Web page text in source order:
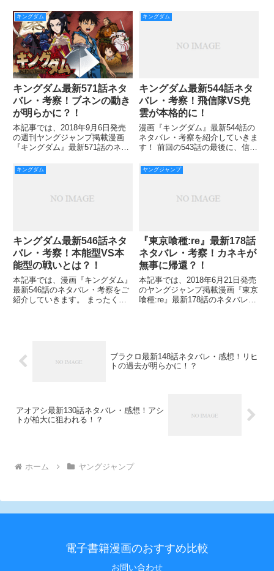
の『東京喰種』の最後で突如行方
不明になったヒデ！ 2作目の『東
京喰種:re』でも行方不明のまま
ですが、ヒデと思われ
突如行方不明になりました。 今
作でなかなか登場してこなかった
キングダム
キングダム最新571話ネタ
バレ・考察！ブネンの動き
が明らかに？！
本記事では、2018年9月6日発売
の週刊ヤングジャンプ掲載漫画
『キングダム』最新571話のネタ
介します。 前回、倒れてしまっ
た楊端和とバジオウにもうダメ
が、バジオウが這い上がり楊端
キングダム
キングダム最新544話ネタ
バレ・考察！飛信隊VS尭
雲が本格的に！
漫画『キングダム』最新544話の
ネタバレ・考察を紹介していきま
す！ 前回の543話の最後に、信と
こでは信が右軍に来た意図と、援
軍は今後ないということを伝え
と告げるわけです！ もう、
キングダム
キングダム最新546話ネタ
バレ・考察！本能型VS本
能型の戦いとは？！
本記事では、漫画『キングダム』
最新546話のネタバレ・考察をご
紹介していきます。 まったく相
ヤングジャンプ
『東京喰種:re』最新178話
ネタバレ・考察！カネキが
無事に帰還？！
本記事では、2018年6月21日発売
のヤングジャンプ掲載漫画『東京
喰種:re』最新178話のネタバレ・
ブラクロ最新148話ネタバレ・感想！リヒ
トの過去が明らかに！？
アオアシ最新130話ネタバレ・感想！アシ
トが柏大に狙われる！？
ホーム ヤングジャンプ
電子書籍漫画のおすすめ比較
お問い合わせ